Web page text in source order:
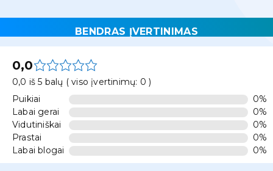
BENDRAS ĮVERTINIMAS
0,0
0,0 iš 5 balų ( viso įvertinimų: 0 )
Puikiai
0%
Labai gerai
0%
Vidutiniškai
0%
Prastai
0%
Labai blogai
0%